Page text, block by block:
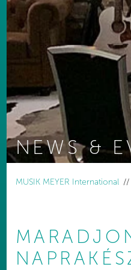
NEWS &
MUSIK MEYER International